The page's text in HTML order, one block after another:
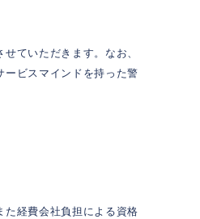
ていただきます。なお、
ビスマインドを持った警
経費会社負担による資格